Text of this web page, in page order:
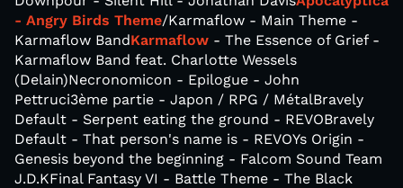
- Angry Birds Theme/Karmaflow - Main Theme -
Karmaflow BandKarmaflow - The Essence of Grief -
Karmaflow Band feat. Charlotte Wessels
(Delain)Necronomicon - Epilogue - John
Pettruci3ème partie - Japon / RPG / MétalBravely
Default - Serpent eating the ground - REVOBravely
Default - That person's name is - REVOYs Origin -
Genesis beyond the beginning - Falcom Sound Team
J.D.KFinal Fantasy VI - Battle Theme - The Black